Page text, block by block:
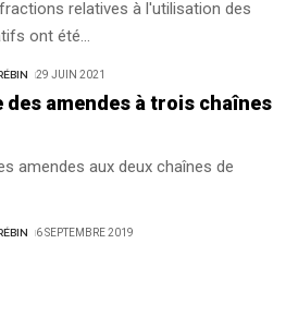
relatives à l'utilisation des
ont été…
29 JUIN 2021
des amendes à trois chaînes
amendes aux deux chaînes de
6 SEPTEMBRE 2019